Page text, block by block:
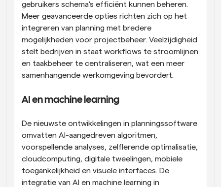
gebruikers schema's efficiënt kunnen beheren.
Meer geavanceerde opties richten zich op het
integreren van planning met bredere
mogelijkheden voor projectbeheer. Veelzijdigheid
stelt bedrijven in staat workflows te stroomlijnen
en taakbeheer te centraliseren, wat een meer
samenhangende werkomgeving bevordert.
AI en machine learning
De nieuwste ontwikkelingen in planningssoftware
omvatten AI-aangedreven algoritmen,
voorspellende analyses, zelflerende optimalisatie,
cloudcomputing, digitale tweelingen, mobiele
toegankelijkheid en visuele interfaces. De
integratie van AI en machine learning in